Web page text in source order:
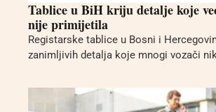
Tablice u BiH kriju detalje koje
nije primijetila
Registarske tablice u Bosni i
zanimljivih detalja koje mnogi vozači